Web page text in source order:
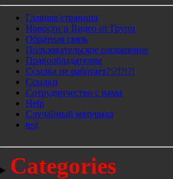
Главная страница
Новости и Видео от Групп
Обратная связь
Пользовательское соглашение
Правообладателям
Ссылка не работает?!?!?!?!
Ссылки
Сотрудничество с нами
Help
Cлучайный материал
test
Categories